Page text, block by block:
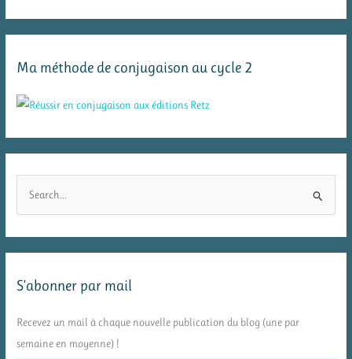
Ma méthode de conjugaison au cycle 2
rS’abonner par mail
Recevez un mail à chaque nouvelle publication du blog (une par
semaine en moyenne) !